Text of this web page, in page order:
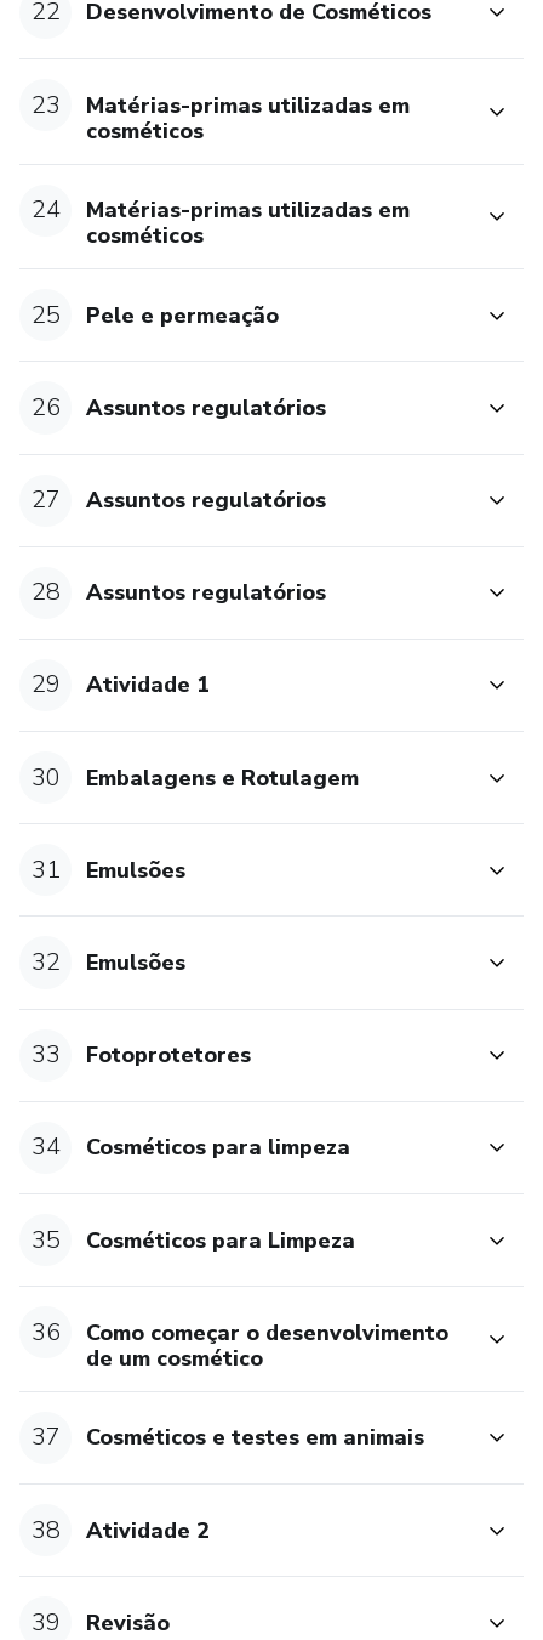
22 Desenvolvimento de Cosméticos
23
Matérias-primas utilizadas em
cosméticos
24
Matérias-primas utilizadas em
cosméticos
25 Pele e permeação
26 Assuntos regulatórios
27 Assuntos regulatórios
28 Assuntos regulatórios
29 Atividade 1
30 Embalagens e Rotulagem
31 Emulsões
32 Emulsões
33 Fotoprotetores
34 Cosméticos para limpeza
35 Cosméticos para Limpeza
36
Como começar o desenvolvimento
de um cosmético
37 Cosméticos e testes em animais
38 Atividade 2
39 Revisão